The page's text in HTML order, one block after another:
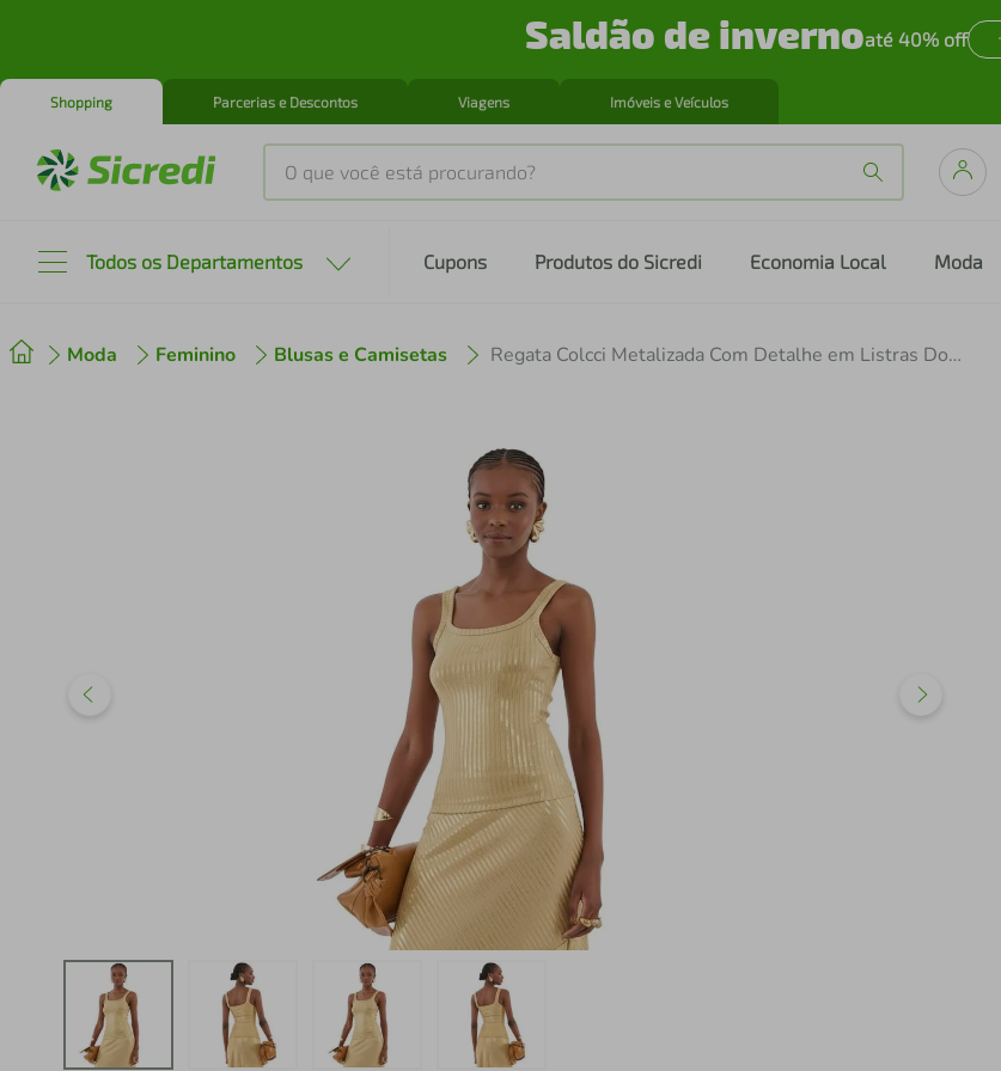
Saldão de invernoaté 40% off
Shopping Parcerias e Descontos Viagens Imóveis e Veículos
O que você está procurando?
Todos os Departamentos Cupons Produtos do Sicredi Economia Local Moda
Moda Feminino Blusas e Camisetas Regata Colcci Metalizada Com Detalhe em Listras Dourada Feminina
2 cafeteira